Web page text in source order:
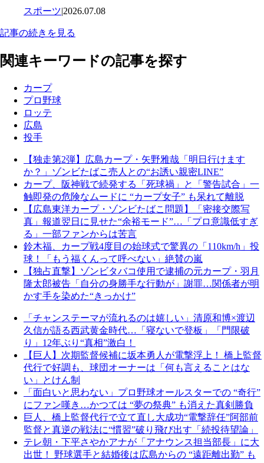
スポーツ|2026.07.08
記事の続きを見る
関連キーワードの記事を探す
カープ
プロ野球
ロッテ
広島
投手
【独走第2弾】広島カープ・矢野雅哉「明日行けます
か？」ゾンビたばこ売人との“お誘い親密LINE”
カープ、阪神戦で続発する「死球禍」と「警告試合」一
触即発の危険なムードに “カープ女子” も呆れて離脱
【広島東洋カープ・ゾンビたばこ問題】「密接交際写
真」報道翌日に見せた“余裕モード”…「プロ意識低すぎ
る」一部ファンからは苦言
鈴木福、カープ戦4度目の始球式で驚異の「110km/h」投
球！「もう福くんって呼べない」絶賛の嵐
【独占直撃】ゾンビタバコ使用で逮捕の元カープ・羽月
隆太郎被告「自分の身勝手な行動が」謝罪…関係者が明
かす手を染めた“きっかけ”
「チャンステーマが流れるのは嬉しい」清原和博×渡辺
久信が語る西武黄金時代…「寝ないで登板」「門限破
り」12年ぶり“真相”激白！
【巨人】次期監督候補に坂本勇人が電撃浮上！ 橋上監督
代行で好調も、球団オーナーは「何も言えることはな
い」とけん制
「面白いと思わない」プロ野球オールスターでの “奇行”
にファン嘆き…かつては “夢の祭典” も消えた真剣勝負
巨人、橋上監督代行で立て直し大成功“電撃辞任”阿部前
監督と真逆の戦法に“慣習”破り飛び出す「続投待望論」
テレ朝・下平さやかアナが「アナウンス担当部長」に大
出世！ 野球選手と結婚後は広島からの “遠距離出勤” も